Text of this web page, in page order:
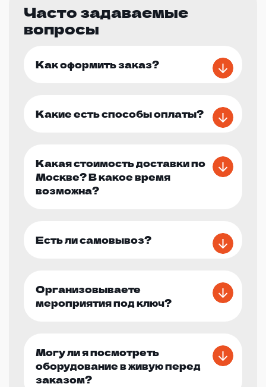
Часто задаваемые
вопросы
Как оформить заказ?
Какие есть способы оплаты?
Какая стоимость доставки по
Москве? В какое время
возможна?
Есть ли самовывоз?
Организовываете
мероприятия под ключ?
Могу ли я посмотреть
оборудование в живую перед
заказом?